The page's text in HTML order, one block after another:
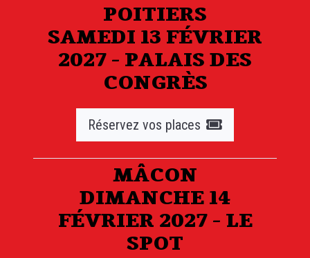
POITIERS
SAMEDI 13 FÉVRIER
2027 - PALAIS DES
CONGRÈS
Réservez vos places
MÂCON
DIMANCHE 14
FÉVRIER 2027 - LE
SPOT